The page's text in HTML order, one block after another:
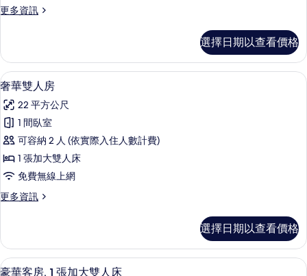
所
相
片
更多資訊
更
套
房
的
情
選擇日期以查看價格
顯
示
奢
華
雙
人
的
有
相
奢華雙人房 | 羽絨被、免費迷你吧、
5
奢華雙人房
22 平方公尺
1 間臥室
可容納 2 人 (依實際入住人數計費)
1 張加大雙人床
免費無線上網
更多資訊
更
雙
人
房
選擇日期以查看價格
顯
豪華客房, 1 張加大雙人床 | 羽絨被、
5
豪華客房, 1 張加大雙人床